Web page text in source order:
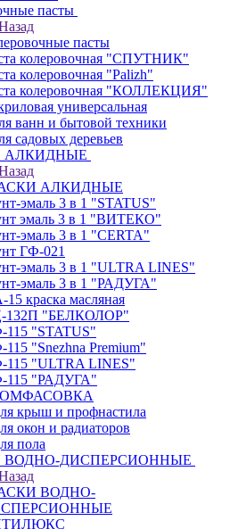
пасты
пасты
колеровочная "СПУТНИК"
колеровочная "Palizh"
колеровочная "КОЛЛЕКЦИЯ"
универсальная
ванн и бытовой техники
садовых деревьев
АЛКИДНЫЕ
АЛКИДНЫЕ
эмаль 3 в 1 "STATUS"
эмаль 3 в 1 "ВИТЕКО"
эмаль 3 в 1 "CERTA"
ГФ-021
эмаль 3 в 1 "ULTRA LINES"
эмаль 3 в 1 "РАДУГА"
краска масляная
132П "БЕЛКОЛОР"
"STATUS"
"Snezhna Premium"
"ULTRA LINES"
115 "РАДУГА"
крыш и профнастила
окон и радиаторов
пола
ВОДНО-ДИСПЕРСИОННЫЕ
ВОДНО-